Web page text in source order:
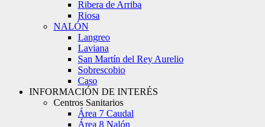
Ribera de Arriba
Riosa
NALÓN
Langreo
Laviana
San Martín del Rey Aurelio
Sobrescobio
Caso
INFORMACIÓN DE INTERÉS
Centros Sanitarios
Área 7 Caudal
Área 8 Nalón